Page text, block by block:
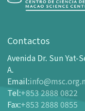
Horário de
Como chegar ao MSC
Bilheteira
- Comprar Ingressos
- Ingressos e Tabela
Contactos
Avenida Dr. Sun Yat-
A.
Email:
Tel:+853 2888 0822
Fax:+853 2888 0855